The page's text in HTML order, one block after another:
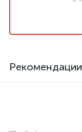
Рекомендации